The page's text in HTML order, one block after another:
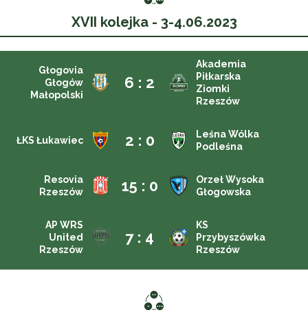
XVII kolejka - 3-4.06.2023
Głogovia
Głogów
Małopolski
6 : 2
Akademia
Piłkarska
Ziomki
Rzeszów
ŁKS Łukawiec 2 : 0
Leśna Wólka
Podleśna
Resovia
Rzeszów
15 : 0
Orzeł Wysoka
Głogowska
AP WRS
United
Rzeszów
7 : 4
KS
Przybyszówka
Rzeszów